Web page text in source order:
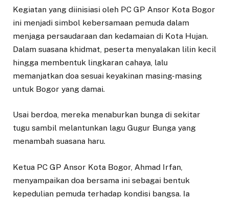
Kegiatan yang diinisiasi oleh PC GP Ansor Kota Bogor
ini menjadi simbol kebersamaan pemuda dalam
menjaga persaudaraan dan kedamaian di Kota Hujan.
Dalam suasana khidmat, peserta menyalakan lilin kecil
hingga membentuk lingkaran cahaya, lalu
memanjatkan doa sesuai keyakinan masing-masing
untuk Bogor yang damai.
Usai berdoa, mereka menaburkan bunga di sekitar
tugu sambil melantunkan lagu Gugur Bunga yang
menambah suasana haru.
Ketua PC GP Ansor Kota Bogor, Ahmad Irfan,
menyampaikan doa bersama ini sebagai bentuk
kepedulian pemuda terhadap kondisi bangsa. Ia